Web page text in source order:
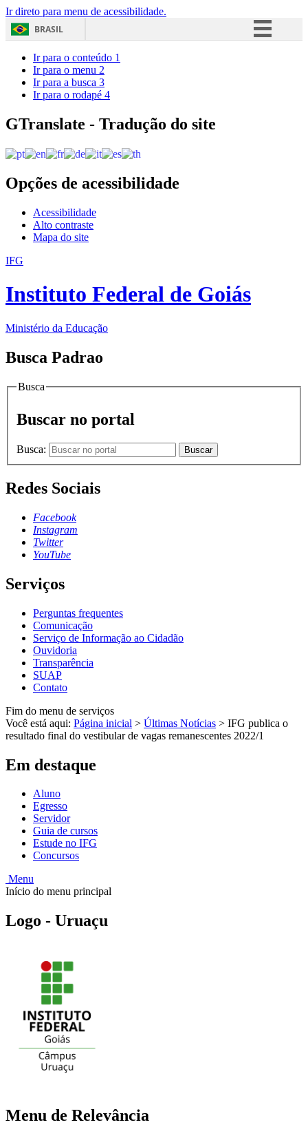
Ir direto para menu de acessibilidade.
BRASIL
Acesso à informação
Ir para o conteúdo 1
Ir para o menu 2
Ir para a busca 3
Ir para o rodapé 4
GTranslate - Tradução do site
Opções de acessibilidade
Acessibilidade
Alto contraste
Mapa do site
IFG
Instituto Federal de Goiás
Ministério da Educação
Busca Padrao
Busca
Buscar no portal
Busca: Buscar
Redes Sociais
Facebook
Instagram
Twitter
YouTube
Serviços
Perguntas frequentes
Comunicação
Serviço de Informação ao Cidadão
Ouvidoria
Transparência
SUAP
Contato
Fim do menu de serviços
Você está aqui: Página inicial > Últimas Notícias > IFG publica o
resultado final do vestibular de vagas remanescentes 2022/1
Em destaque
Aluno
Egresso
Servidor
Guia de cursos
Estude no IFG
Concursos
Menu
Início do menu principal
Logo - Uruaçu
Menu de Relevância